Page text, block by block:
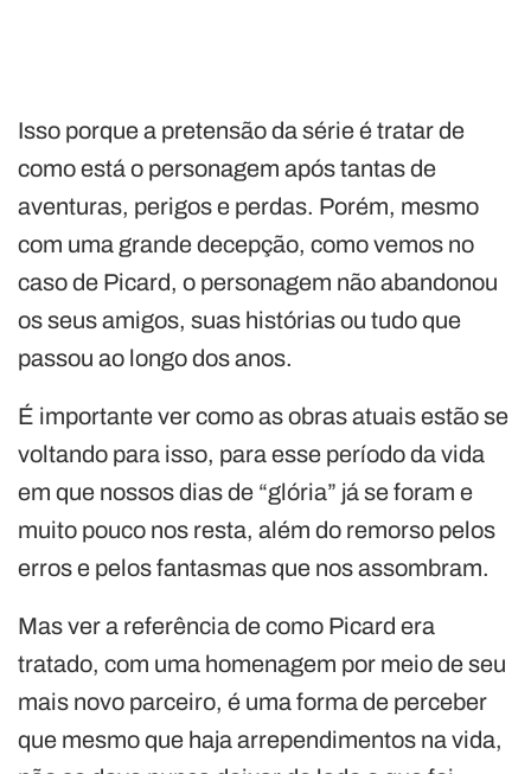
Isso porque a pretensão da série é tratar de
como está o personagem após tantas de
aventuras, perigos e perdas. Porém, mesmo
com uma grande decepção, como vemos no
caso de Picard, o personagem não abandonou
os seus amigos, suas histórias ou tudo que
passou ao longo dos anos.
É importante ver como as obras atuais estão se
voltando para isso, para esse período da vida
em que nossos dias de “glória” já se foram e
muito pouco nos resta, além do remorso pelos
erros e pelos fantasmas que nos assombram.
Mas ver a referência de como Picard era
tratado, com uma homenagem por meio de seu
mais novo parceiro, é uma forma de perceber
que mesmo que haja arrependimentos na vida,